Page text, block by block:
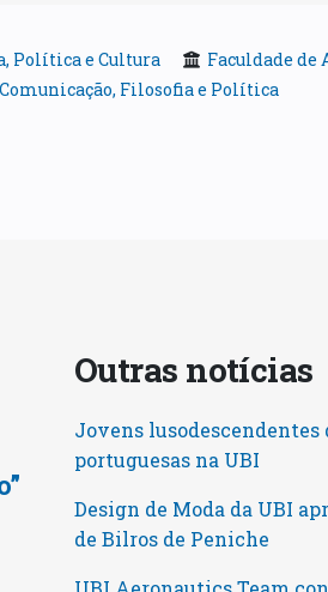
Política e Cultura
Faculdade de
Filosofia e Política
Outras notícias
Jovens
portuguesas na UBI
Design de Moda da UBI
de Bilros de Peniche